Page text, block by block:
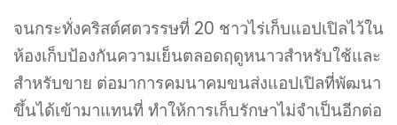
จนกระทั่งคริสต์ศตวรรษที่ 20 ชาวไร่เก็บแอปเปิลไว้ใน
ห้องเก็บป้องกันความเย็นตลอดฤดูหนาวสำหรับใช้และ
สำหรับขาย ต่อมาการคมนาคมขนส่งแอปเปิลที่พัฒนา
ขึ้นได้เข้ามาแทนที่ ทำให้การเก็บรักษาไม่จำเป็นอีกต่อ